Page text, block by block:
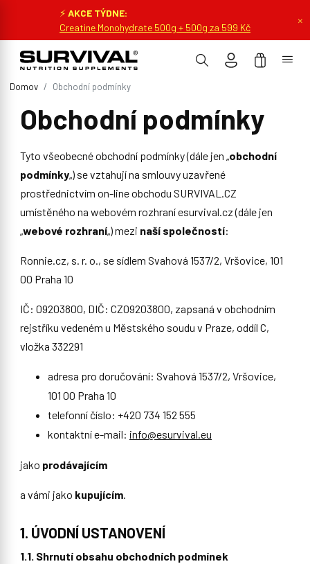
⚡AKCE TÝDNE:
Creatine Monohydrate 500g + 500g za 599 Kč
×
Domov Obchodní podmínky
Obchodní podmínky
Tyto všeobecné obchodní podmínky (dále jen „obchodní
podmínky„) se vztahují na smlouvy uzavřené
prostřednictvím on-line obchodu SURVIVAL.CZ
umístěného na webovém rozhraní esurvival.cz (dále jen
„webové rozhraní„) mezi naší společností:
Ronnie.cz, s. r. o., se sídlem Svahová 1537/2, Vršovice, 101
00 Praha 10
IČ: 09203800, DIČ: CZ09203800, zapsaná v obchodním
rejstříku vedeném u Městského soudu v Praze, oddíl C,
vložka 332291
adresa pro doručování: Svahová 1537/2, Vršovice,
101 00 Praha 10
telefonní číslo: +420 734 152 555
kontaktní e-mail: info@esurvival.eu
jako prodávajícím
a vámi jako kupujícím.
1. ÚVODNÍ USTANOVENÍ
1.1. Shrnutí obsahu obchodních podmínek